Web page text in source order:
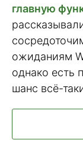
главную
ожиданиям
однако есть
шанс всё-